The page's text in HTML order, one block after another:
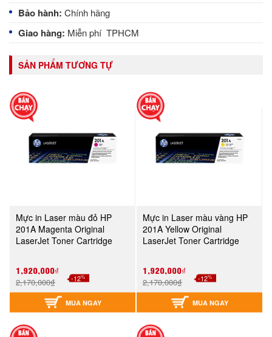
Bảo hành: Chính hãng
Giao hàng: Miễn phí TPHCM
SẢN PHẨM TƯƠNG TỰ
Mực in Laser màu đỏ HP
201A Magenta Original
LaserJet Toner Cartridge
1,920,000₫
2,170,000₫ -12%
MUA NGAY
Mực in Laser màu vàng HP
201A Yellow Original
LaserJet Toner Cartridge
1,920,000₫
2,170,000₫ -12%
MUA NGAY